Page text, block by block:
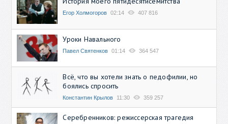
Егор Холмогоров 02:14 407 816
Уроки Навального
Павел Святенков 01:14 364 547
Всё, что вы хотели знать о педофилии, но
боялись спросить
Константин Крылов 11:30 359 257
Серебренников: режиссерская трагедия